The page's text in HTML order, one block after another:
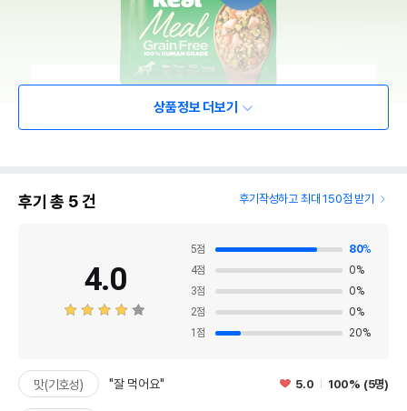
상품정보 더보기
후기 총 5건 후기작성하고 최대 150점 받기
4.0
5점 80%
4점 0%
3점 0%
2점 0%
1 점 20%
맛(기호성) "잘 먹어요" 5.0 100% (5명)